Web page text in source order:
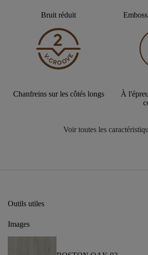
Bruit réduit
Chanfreins sur les côtés longs
À
Voir toutes les
Outils utiles
Images